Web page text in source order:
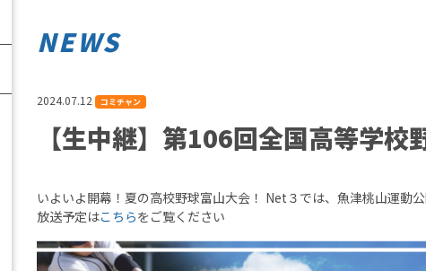
NEWS
2024.07.12 コミチャン
【生中継】第106回全国高等学
いよいよ開幕！夏の高校野球富山大会！ Net３では、魚津桃山運動
放送予定はこちらをご覧ください